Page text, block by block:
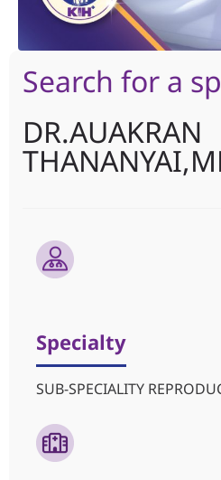
Search for a
DR.AUAKRAN
Specialty
SUB-SPECIALITY